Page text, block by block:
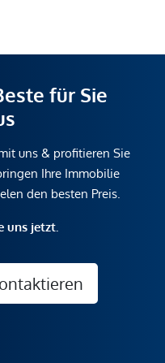
für Sie
uns & profitieren Sie
Ihre Immobilie
den besten Preis.
uns jetzt.